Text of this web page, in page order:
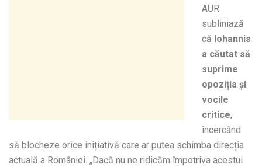
AUR
subliniază
că Iohannis
a căutat să
suprime
opoziția și
vocile
critice,
încercând
să blocheze orice inițiativă care ar putea schimba direcția
actuală a României. „Dacă nu ne ridicăm împotriva acestui